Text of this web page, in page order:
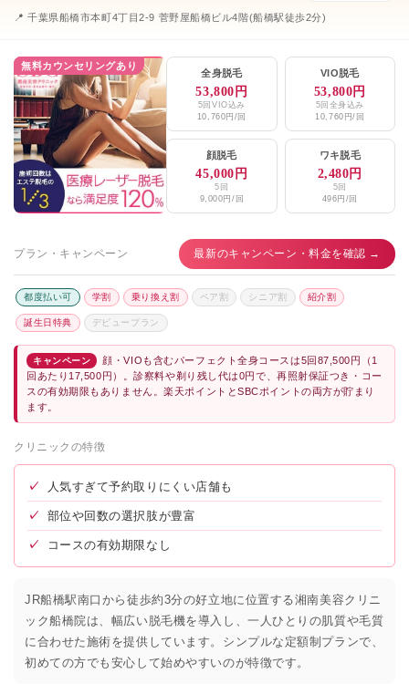
📍 千葉県船橋市本町4丁目2-9 菅野屋船橋ビル4階(船橋駅徒歩2分)
無料カウンセリングあり
全身脱毛
53,800円
5回VIO込み
10,760円/回
VIO脱毛
53,800円
5回全身込み
10,760円/回
顔脱毛
45,000円
5回
9,000円/回
ワキ脱毛
2,480円
5回
496円/回
プラン・キャンペーン 最新のキャンペーン・料金を確認 →
都度払い可 学割 乗り換え割 ペア割 シニア割 紹介割
誕生日特典 デビュープラン
キャンペーン
顔・VIOも含むパーフェクト全身コースは5回87,500円（1
回あたり17,500円）。診察料や剃り残し代は0円で、再照射保証つき・コー
スの有効期限もありません。楽天ポイントとSBCポイントの両方が貯まり
ます。
クリニックの特徴
✓ 人気すぎて予約取りにくい店舗も
✓ 部位や回数の選択肢が豊富
✓ コースの有効期限なし
JR船橋駅南口から徒歩約3分の好立地に位置する湘南美容クリニ
ック船橋院は、幅広い脱毛機を導入し、一人ひとりの肌質や毛質
に合わせた施術を提供しています。シンプルな定額制プランで、
初めての方でも安心して始めやすいのが特徴です。